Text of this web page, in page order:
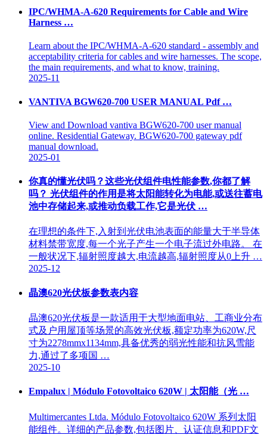
IPC/WHMA-A-620 Requirements for Cable and Wire
Harness …
Learn about the IPC/WHMA-A-620 standard - assembly and
acceptability criteria for cables and wire harnesses. The scope,
the main requirements, and what to know, training.
2025-11
VANTIVA BGW620-700 USER MANUAL Pdf …
View and Download vantiva BGW620-700 user manual
online. Residential Gateway. BGW620-700 gateway pdf
manual download.
2025-01
你真的懂光伏吗？这些光伏组件电性能参数,你都了解
吗？ 光伏组件的作用是将太阳能转化为电能,或送往蓄电
池中存储起来,或推动负载工作,它是光伏 …
在理想的条件下,入射到光伏电池表面的能量大于半导体
材料禁带宽度,每一个光子产生一个电子流过外电路。 在
一般状况下,辐射照度越大,电流越高,辐射照度从0上升 …
2025-12
晶澳620光伏板参数表内容
晶澳620光伏板是一款适用于大型地面电站、工商业分布
式及户用屋顶等场景的高效光伏板,额定功率为620W,尺
寸为2278mmx1134mm,具备优秀的弱光性能和抗风雪能
力,通过了多项国 …
2025-10
Empalux | Módulo Fotovoltaico 620W | 太阳能（光 …
Multimercantes Ltda. Módulo Fotovoltaico 620W 系列太阳
能组件。详细的产品参数,包括图片、认证信息和PDF文